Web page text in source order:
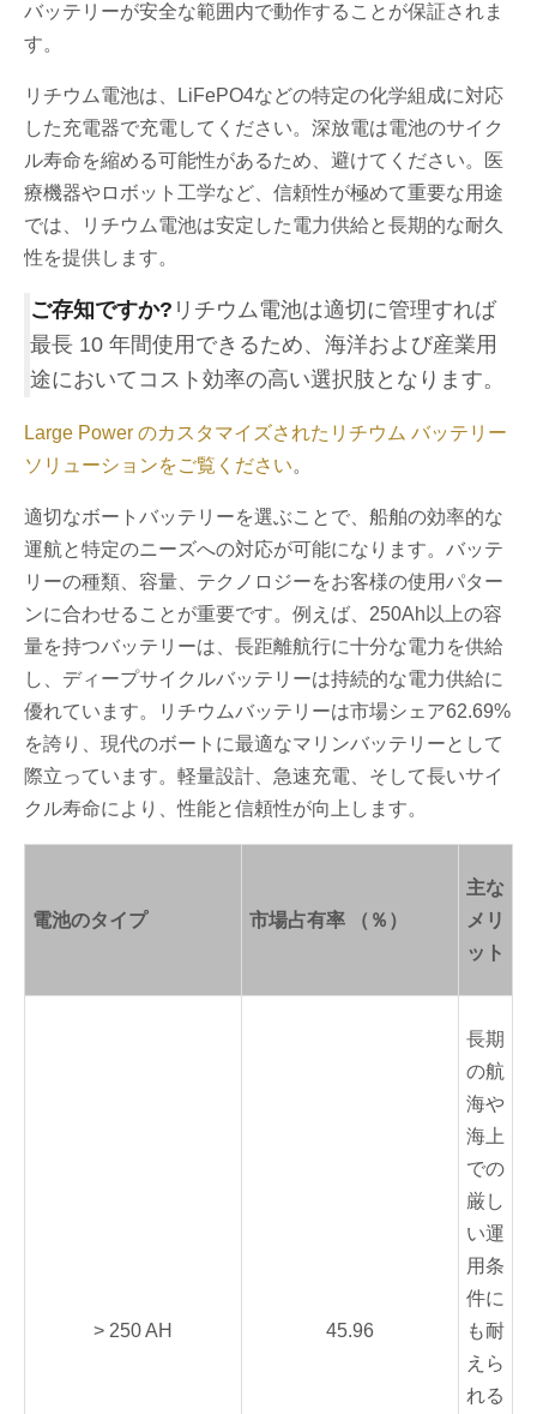
バッテリーが安全な範囲内で動作することが保証されま
す。
リチウム電池は、LiFePO4などの特定の化学組成に対応
した充電器で充電してください。深放電は電池のサイク
ル寿命を縮める可能性があるため、避けてください。医
療機器やロボット工学など、信頼性が極めて重要な用途
では、リチウム電池は安定した電力供給と長期的な耐久
性を提供します。
ご存知ですか? リチウム電池は適切に管理すれば
最長 10 年間使用できるため、海洋および産業用
途においてコスト効率の高い選択肢となります。
Large Power のカスタマイズされたリチウム バッテリー
ソリューションをご覧ください。
適切なボートバッテリーを選ぶことで、船舶の効率的な
運航と特定のニーズへの対応が可能になります。バッテ
リーの種類、容量、テクノロジーをお客様の使用パター
ンに合わせることが重要です。例えば、250Ah以上の容
量を持つバッテリーは、長距離航行に十分な電力を供給
し、ディープサイクルバッテリーは持続的な電力供給に
優れています。リチウムバッテリーは市場シェア62.69%
を誇り、現代のボートに最適なマリンバッテリーとして
際立っています。軽量設計、急速充電、そして長いサイ
クル寿命により、性能と信頼性が向上します。
電池のタイプ 市場占有率 （％）
主な
メリ
ット
> 250 AH 45.96
長期
の航
海や
海上
での
厳し
い運
用条
件に
も耐
えら
れる